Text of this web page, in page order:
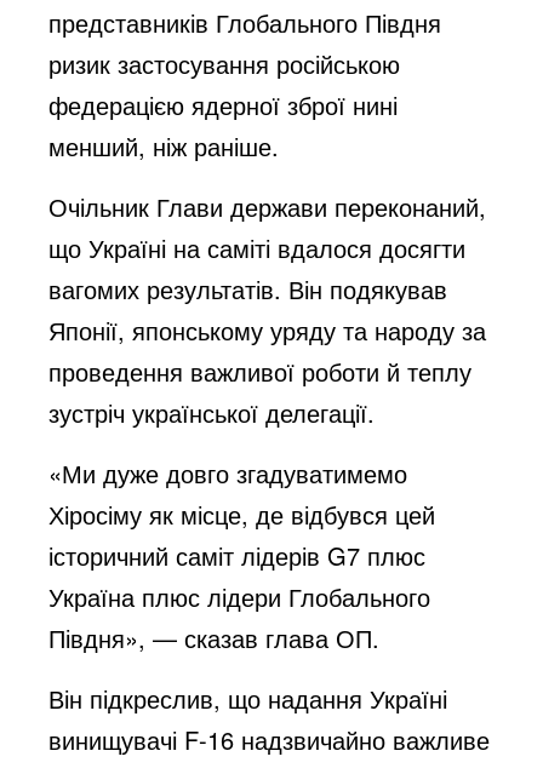
представників Глобального Півдня
ризик застосування російською
федерацією ядерної зброї нині
менший, ніж раніше.
Очільник Глави держави переконаний,
що Україні на саміті вдалося досягти
вагомих результатів. Він подякував
Японії, японському уряду та народу за
проведення важливої роботи й теплу
зустріч української делегації.
«Ми дуже довго згадуватимемо
Хіросіму як місце, де відбувся цей
історичний саміт лідерів G7 плюс
Україна плюс лідери Глобального
Півдня», — сказав глава ОП.
Він підкреслив, що надання Україні
винищувачі F-16 надзвичайно важливе